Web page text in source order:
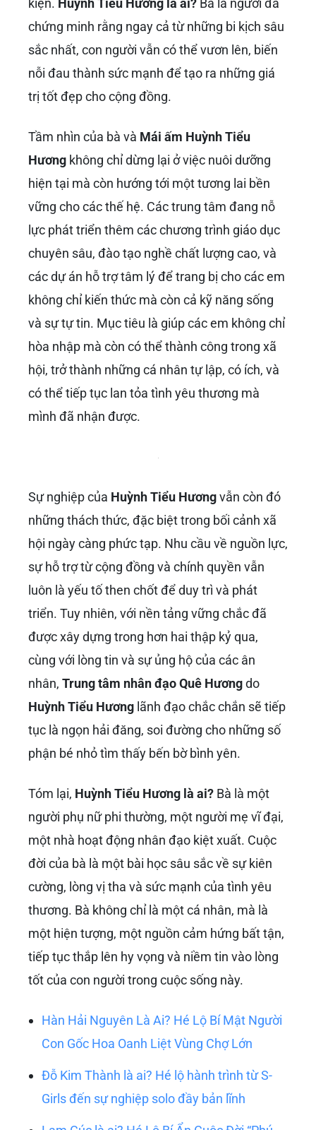
kiện. Huỳnh Tiểu Hương là ai? Bà là người đã
chứng minh rằng ngay cả từ những bi kịch sâu
sắc nhất, con người vẫn có thể vươn lên, biến
nỗi đau thành sức mạnh để tạo ra những giá
trị tốt đẹp cho cộng đồng.
Tầm nhìn của bà và Mái ấm Huỳnh Tiểu
Hương không chỉ dừng lại ở việc nuôi dưỡng
hiện tại mà còn hướng tới một tương lai bền
vững cho các thế hệ. Các trung tâm đang nỗ
lực phát triển thêm các chương trình giáo dục
chuyên sâu, đào tạo nghề chất lượng cao, và
các dự án hỗ trợ tâm lý để trang bị cho các em
không chỉ kiến thức mà còn cả kỹ năng sống
và sự tự tin. Mục tiêu là giúp các em không chỉ
hòa nhập mà còn có thể thành công trong xã
hội, trở thành những cá nhân tự lập, có ích, và
có thể tiếp tục lan tỏa tình yêu thương mà
mình đã nhận được.